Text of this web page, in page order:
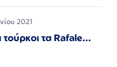
2021
τούρκοι τα Rafale...